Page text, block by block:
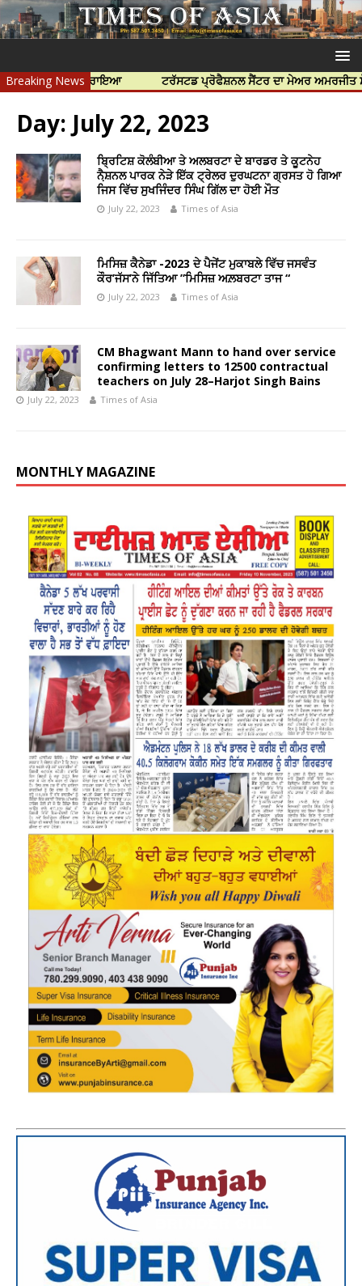
Breaking News
ਠਹਿਰਾਇਆ ਟਰੱਸਟਡ ਪ੍ਰੋਫੈਸ਼ਨਲ ਸੈਂਟਰ ਦਾ ਮੇਅਰ ਅਮਰਜੀਤ ਸੋਹੀ ਤੇ
Day: July 22, 2023
ਬ੍ਰਿਟਿਸ਼ ਕੋਲੰਬੀਆ ਤੇ ਅਲਬਰਟਾ ਦੇ ਬਾਰਡਰ ਤੇ ਕੂਟਨੇਹ
ਨੈ਼ਸ਼ਨਲ ਪਾਰਕ ਨੇੜੇ ਇੱਕ ਟ੍ਰੇਲਰ ਦੁਰਘਟਨਾ ਗ੍ਰਸਤ ਹੋ ਗਿਆ
ਜਿਸ ਵਿੱਚ ਸੁਖਜਿੰਦਰ ਸਿੰਘ ਗਿੱਲ ਦਾ ਹੋਈ ਮੌਤ
July 22, 2023 Times of Asia
ਮਿਸਿਜ਼ ਕੈਨੇਡਾ -2023 ਦੇ ਪੈਜੇਂਟ ਮੁਕਾਬਲੇ ਵਿੱਚ ਜਸਵੰਤ
ਕੌਰ’ਜੱਸ’ਨੇ ਜਿੱਤਿਆ ”ਮਿਸਿਜ਼ ਅਲ਼ਬਰਟਾ ਤਾਜ “
July 22, 2023 Times of Asia
CM Bhagwant Mann to hand over service
confirming letters to 12500 contractual
teachers on July 28–Harjot Singh Bains
July 22, 2023 Times of Asia
MONTHLY MAGAZINE